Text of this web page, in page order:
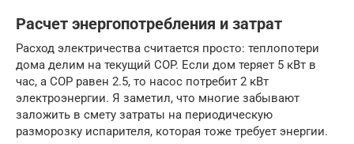
Расчет энергопотребления и затрат
Расход электричества считается просто: теплопотери
дома делим на текущий COP. Если дом теряет 5 кВт в
час, а COP равен 2.5, то насос потребит 2 кВт
электроэнергии. Я заметил, что многие забывают
заложить в смету затраты на периодическую
разморозку испарителя, которая тоже требует энергии.